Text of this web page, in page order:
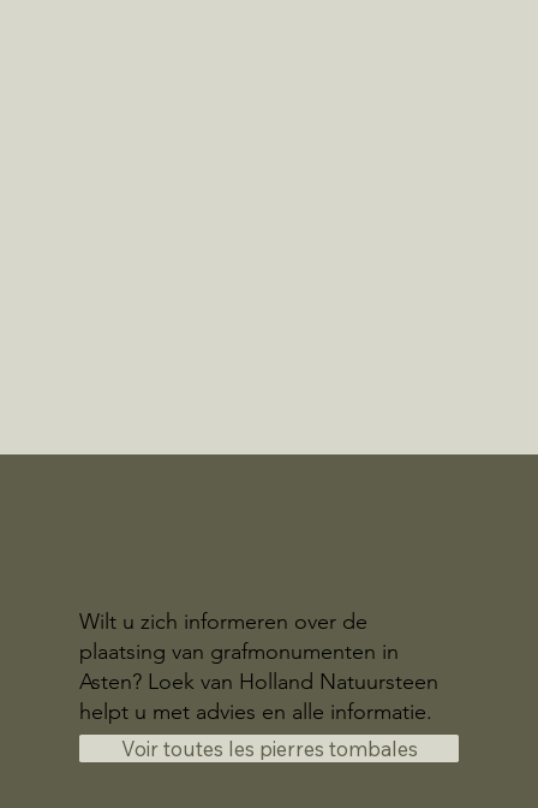
Wilt u zich informeren over de
plaatsing van grafmonumenten in
Asten? Loek van Holland Natuursteen
helpt u met advies en alle informatie.
Voir toutes les pierres tombales